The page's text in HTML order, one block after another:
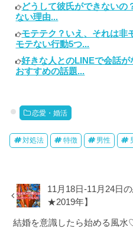
どうして彼氏ができないの
ない理由...
モテテク？いえ、それは非
モテない行動5つ...
好きな人とのLINEで会話
おすすめの話題...
恋愛・婚活
対処法 特徴 男性
11月18日-11月24日
★2019年】
結婚を意識したら始める風